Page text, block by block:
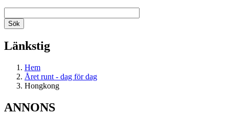
Länkstig
Hem
Året runt - dag för dag
Hongkong
ANNONS